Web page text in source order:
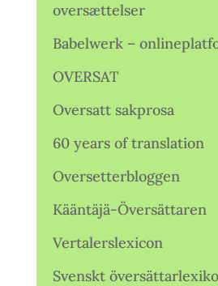
oversættelser
Babelwerk –
OVERSAT
Oversatt sakprosa
60 years of translation
Oversetterbloggen
Kääntäjä-Översättaren
Vertalerslexicon
Svenskt